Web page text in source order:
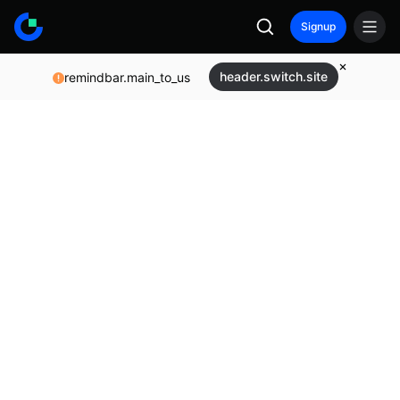
Signup
remindbar.main_to_us header.switch.site